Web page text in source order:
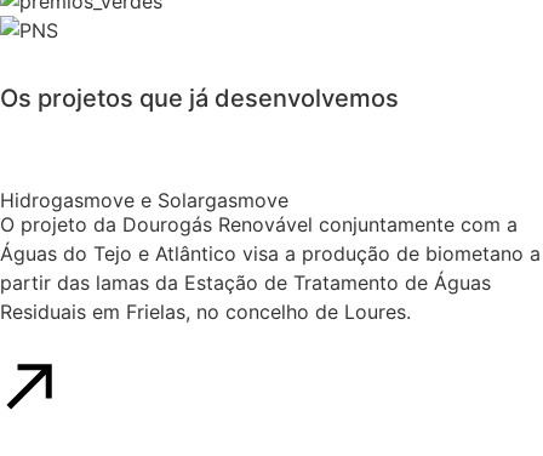
Os projetos que já desenvolvemos
Hidrogasmove e Solargasmove
O projeto da Dourogás Renovável conjuntamente com a
Águas do Tejo e Atlântico visa a produção de biometano a
partir das lamas da Estação de Tratamento de Águas
Residuais em Frielas, no concelho de Loures.